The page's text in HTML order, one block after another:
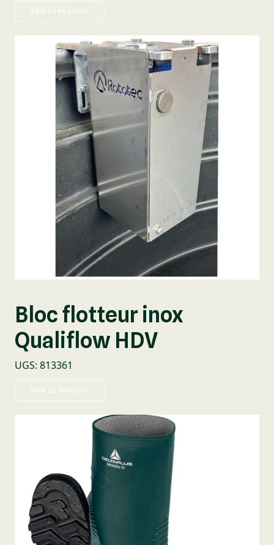
VOIR LE PRODUIT
Bloc flotteur inox
Qualiflow HDV
UGS: 813361
VOIR LE PRODUIT